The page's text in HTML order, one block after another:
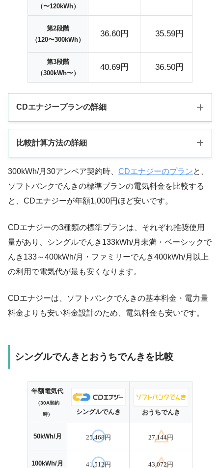
（〜120kWh）
第2段階
（120〜300kWh）
36.60円 35.59円
第3段階
（300kWh〜）
40.69円 36.50円
CDエナジープランの詳細
CDエナジーの
標準プラン
・使用量133kWh/月以下でお得
・定額で毎月100円割引
ベーシックでんき ・使用量133〜400kWh/月でお得
ファミリーでんき
・使用量400kWh/月以上でお得
・300kWh/月まで定額10085.25円
比較計算方法の詳細
CDエナジー、ソフトバンクでんきともに、東京電力エリア内の
基本料金・電力量料金で算出します。
力量料金・燃料費調整額・再生可能エネルギー発電促進賦課
金・市場価格調整額も含めた全ての項目を、実際の電気料金計
算と同じように使用します。
燃料費調整額と再生可能エネルギー発電促進賦課金は、CDエナ
使用します。
300kWh/月30アンペア契約時、 CDエナジーのプランと、
ソフトバンクでんきの標準プランの電気料金を比較する
と、CDエナジーが年額1,000円ほど安いです。
CDエナジーの3種類の標準プランは、それぞれ推奨使用
量があり、シングルでんき133kWh/月未満・ベーシックで
んき133～400kWh/月・ファミリーでんき400kWh/月以上
の利用で電気代が最も安くなります。
CDエナジーは、ソフトバンクでんきの基本料金・電力量
料金よりも安い料金設計のため、電気料金も安いです。
シングルでんきとおうちでんきを比較
年額電気代
（30A契約
時） シングルでんき おうちでんき
50kWh/月 25,468円 27,144円
100kWh/月 41,512円 43,072円